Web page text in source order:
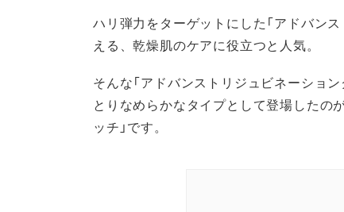
ハリ弾力をターゲットにした「アドバン
える、乾燥肌のケアに役立つと人気。
そんな「アドバンストリジュビネーショ
とりなめらかなタイプとして登場したの
ッチ」です。